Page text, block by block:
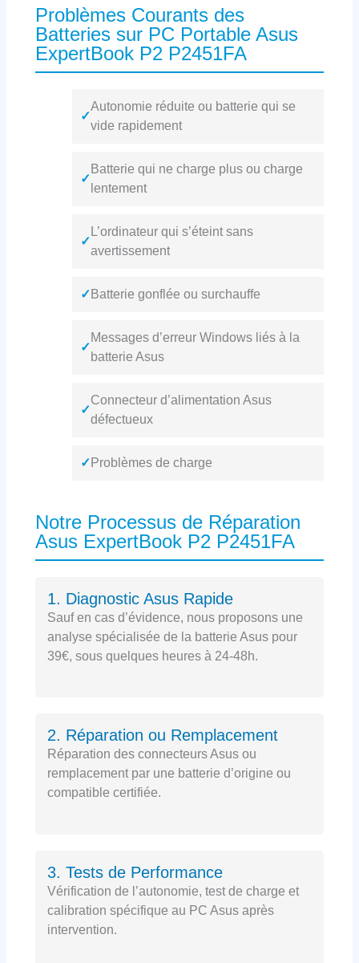
Problèmes Courants des
Batteries sur PC Portable Asus
ExpertBook P2 P2451FA
✓
Autonomie réduite ou batterie qui se
vide rapidement
✓
Batterie qui ne charge plus ou charge
lentement
✓
L’ordinateur qui s’éteint sans
avertissement
✓ Batterie gonflée ou surchauffe
✓
Messages d’erreur Windows liés à la
batterie Asus
✓
Connecteur d’alimentation Asus
défectueux
✓ Problèmes de charge
Notre Processus de Réparation
Asus ExpertBook P2 P2451FA
1. Diagnostic Asus Rapide
Sauf en cas d’évidence, nous proposons une
analyse spécialisée de la batterie Asus pour
39€, sous quelques heures à 24-48h.
2. Réparation ou Remplacement
Réparation des connecteurs Asus ou
remplacement par une batterie d’origine ou
compatible certifiée.
3. Tests de Performance
Vérification de l’autonomie, test de charge et
calibration spécifique au PC Asus après
intervention.